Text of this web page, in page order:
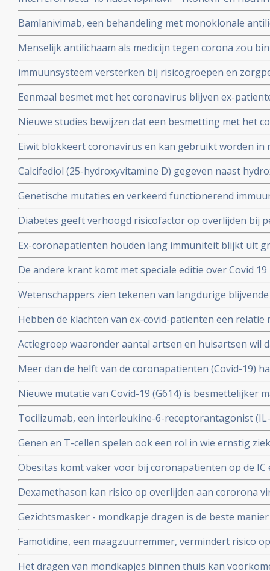
behandeling van patiënten met COVID-19 dan
Interferon bèta-1b
Bamlanivimab, een behandeling met monoklonale
met het coronavirus - Covid-19 krijgt toestemming van
uitstekende resultaten.
Menselijk antilichaam als medicijn tegen corona zou
kunnen leveren volgens onderzoekers van Erasmus MC
immuunsysteem versterken bij risicogroepen en
wachten op vaccin, aldus Immunoloog dr. Carla Peeters
Eenmaal besmet met het coronavirus blijven ex-
studie. Immuniteit voor Covid-19-infectie blijft
waarschijnlijk langer dan dat.
Nieuwe studies bewijzen dat een besmetting met het
langdurige immuniteit geeft door IgM en IgA
immuunsysteem
Eiwit blokkeert coronavirus en kan gebruikt worden in
mondkapje zou dan niet meer nodig zijn.
Calcifediol (25-hydroxyvitamine D) gegeven naast
in vroeg stadium van een behandeling voor COVID-
het aantal opnames op de intensive care-afdeling en
Genetische mutaties en verkeerd functionerend
interferon type 1 komt voor bij ca 10 tot 15 procent
Diabetes geeft verhoogd risicofactor op overlijden bij
coronavirus - COVID-19, zelfs na correctie voor
en relevante andere aandoeningen - comorbiditeit
Ex-coronapatienten houden lang immuniteit blijkt uit
procent van besmette personen had antistoffen en 44
mensen had antistoffen en immuniteit.
De andere krant komt met speciale editie over Covid
kritische artikelen die zeker ook gelezen zouden
Wetenschappers zien tekenen van langdurige
coronavirus - Covid-19, zelfs na milde infecties. Blijkt
Hebben de klachten van ex-covid-patienten een relatie
vermoeidheidssyndroom? Er zijn wel heel veel
wetenschappers
Actiegroep waaronder aantal artsen en huisartsen wil
mogelijkheid moet krijgen om de huisarts te vragen
standaard aanpak voor covid-19 zoals die nu geldt.
Meer dan de helft van de coronapatienten (Covid-19)
hoest (84%), koorts (80%), spierpijn (63%), koude
hoofdpijn (59%), en kortademigheid (57%)
Nieuwe mutatie van Covid-19 (G614) is besmettelijker
verklaart hoge aantal besmettingen in USA. En
D614 van het Covid-19 virus over zodra deze kruisen.
Tocilizumab, een interleukine-6-receptorantagonist
verbetert overleving, minder mechanische beademing
klachten van patienten met het cytokine-release-
COVID-19
Genen en T-cellen spelen ook een rol in wie ernstig
minder ziek blijkt uit verschillende nieuwe studies
Obesitas komt vaker voor bij coronapatienten op de
met de algehele bevolking in Frankrijk. Ook elders is
te krijgen
Dexamethason kan risico op overlijden aan cororona
wanneer patienten eenmaal aan de beademing liggen.
Gezichtsmasker - mondkapje dragen is de beste
coronavirus - Covid-19 te verminderen. Blijkt uit grote
Famotidine, een maagzuurremmer, vermindert risico
COVID-19, en voorkomt dat er mechanisch beademd
onder 1000 coronapatienten
Het dragen van mondkapjes binnen thuis kan